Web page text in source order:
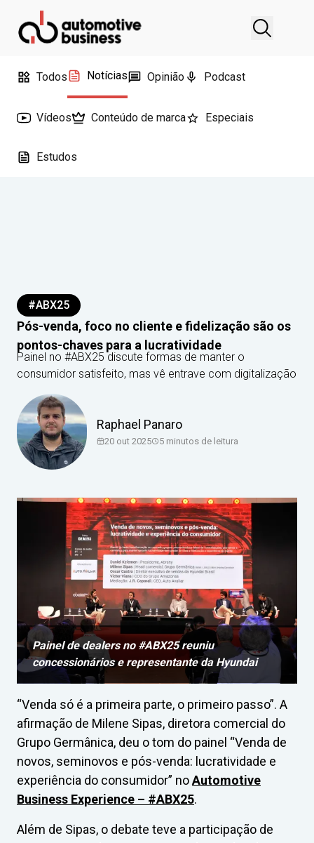
Todos Notícias Opinião Podcast
Vídeos Conteúdo de marca Especiais
Estudos
#ABX25
Pós-venda, foco no cliente e fidelização são os
pontos-chaves para a lucratividade
Painel no #ABX25 discute formas de manter o
consumidor satisfeito, mas vê entrave com digitalização
Raphael Panaro
20 out 2025 5 minutos de leitura
Painel de dealers no #ABX25 reuniu
concessionários e representante da Hyundai
“Venda só é a primeira parte, o primeiro passo”. A
afirmação de Milene Sipas, diretora comercial do
Grupo Germânica, deu o tom do painel “Venda de
novos, seminovos e pós-venda: lucratividade e
experiência do consumidor” noAutomotive
Business Experience – #ABX25.
Além de Sipas, o debate teve a participação de